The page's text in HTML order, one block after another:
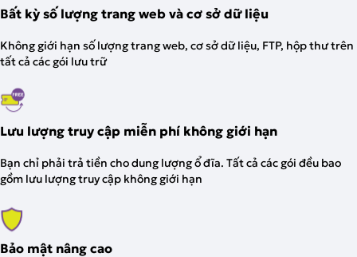
Bất kỳ số lượng trang web và cơ sở dữ liệu
Không giới hạn số lượng trang web, cơ sở dữ liệu, FTP, hộp thư trên
tất cả các gói lưu trữ
Lưu lượng truy cập miễn phí không giới hạn
Bạn chỉ phải trả tiền cho dung lượng ổ đĩa. Tất cả các gói đều bao
gồm lưu lượng truy cập không giới hạn
Bảo mật nâng cao